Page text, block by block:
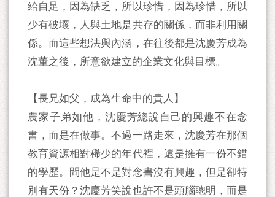
給自足，因為缺乏，所以珍惜，因為珍惜，所以
少有破壞，人與土地是共存的關係，而非利用關
係。而這些想法與內涵，在往後都是沈慶芳成為
沈董之後，所意欲建立的企業文化與目標。
【長兄如父，成為生命中的貴人】
農家子弟如他，沈慶芳總說自己的興趣不在念
書，而是在做事。不過一路走來，沈慶芳在那個
教育資源相對稀少的年代裡，還是擁有一份不錯
的學歷。問他是不是對念書沒有興趣，但是卻特
別有天份？沈慶芳笑說也許不是頭腦聰明，而是